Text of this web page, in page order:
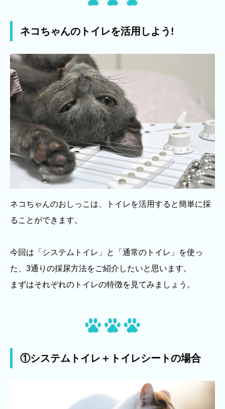
ネコちゃんのトイレを活用しよう!
ネコちゃんのおしっこは、トイレを活用すると簡単に採
ることができます。
今回は「システムトイレ」と「通常のトイレ」を使っ
た、3通りの採尿方法をご紹介したいと思います。
まずはそれぞれのトイレの特徴を見てみましょう。
①システムトイレ＋トイレシートの場合